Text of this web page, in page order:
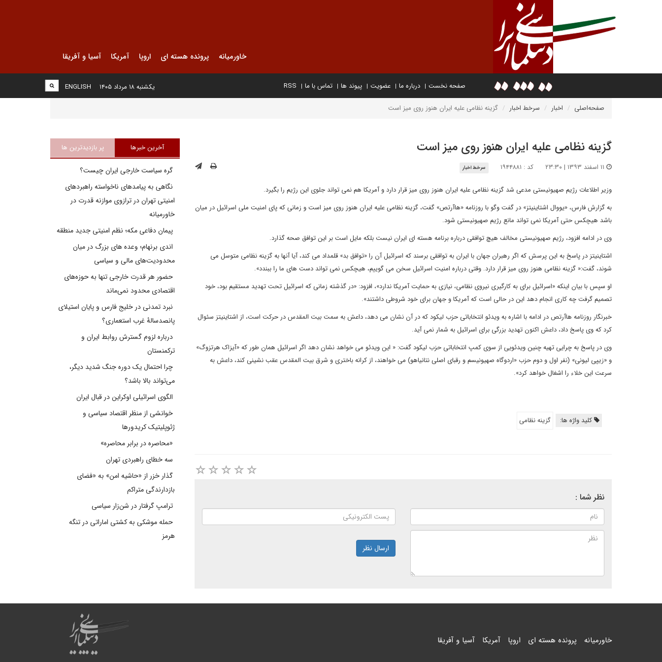
خاورمیانه پرونده هسته ای اروپا آمریکا آسیا و آفریقا
صفحه نخست درباره ما عضویت پیوند ها تماس با ما RSS
ENGLISH یکشنبه ۱۸ مرداد ۱۴۰۵
صفحه‌اصلی اخبار سرخط اخبار گزینه نظامی علیه ایران هنوز روی میز است
گزینه نظامی علیه ایران هنوز روی میز است
کد : ۱۹۴۴۸۸۱ سرخط اخبار
وزیر اطلاعات رژیم صهیونیستی مدعی شد گزینه نظامی علیه ایران هنوز روی میز قرار دارد و آمریکا هم نمی تواند جلوی این رژیم را بگیرد.
به گزارش فارس، «یووال اشتاینیتز» در گفت وگو با روزنامه «هاآرتص» گفت، گزینه نظامی علیه ایران هنوز روی میز است و زمانی که پای امنیت ملی اسرائیل در میان
باشد هیچکس حتی آمریکا نمی تواند مانع رژیم صهیونیستی شود.
وی در ادامه افزود، رژیم صهیونیستی مخالف هیچ توافقی درباره برنامه هسته ای ایران نیست بلکه مایل است بر این توافق صحه گذارد.
اشتاینیتز در پاسخ به این پرسش که اگر رهبران جهان با ایران به توافقی برسند که اسرائیل آن را «توافق بد» قلمداد می کند، آیا آنها به گزینه نظامی متوسل می
شوند، گفت:« گزینه نظامی هنوز روی میز قرار دارد. وقتی درباره امنیت اسرائیل سخن می گوییم، هیچکس نمی تواند دست های ما را ببندد».
او سپس با بیان اینکه «اسرائیل برای به کارگیری نیروی نظامی، نیازی به حمایت آمریکا ندارد»، افزود: «در گذشته زمانی که اسرائیل تحت تهدید مستقیم بود، خود
تصمیم گرفت چه کاری انجام دهد این در حالی است که آمریکا و جهان برای خود شروطی داشتند».
خبرنگار روزنامه هاآرتص در ادامه با اشاره به ویدئو انتخاباتی حزب لیکود که در آن نشان می دهد، داعش به سمت بیت المقدس در حرکت است، از اشتاینیتز سئوال
کرد که وی پاسخ داد، داعش اکنون تهدید بزرگی برای اسرائیل به شمار نمی آید.
وی در پاسخ به چرایی تهیه چنین ویدئویی از سوی کمپ انتخاباتی حزب لیکود گفت: « این ویدئو می خواهد نشان دهد اگر اسرائیل همان طور که «آیزاک هرتزوگ»
و «زیپی لیونی» (نفر اول و دوم حزب «اردوگاه صهیونیسم و رقبای اصلی نتانیاهو) می خواهند، از کرانه باختری و شرق بیت المقدس عقب نشینی کند، داعش به
سرعت این خلاء را اشغال خواهد کرد».
کلید واژه ها: گزینه نظامی
نظر شما :
ارسال نظر
آخرین خبرها پر بازدیدترین ها
گره سیاست خارجی ایران چیست؟
نگاهی به پیامدهای ناخواسته راهبردهای
امنیتی تهران در ترازوی موازنه قدرت در
خاورمیانه
پیمان دفاعی مکه؛ نظم امنیتی جدید منطقه
اندی برنهام؛ وعده های بزرگ در میان
محدودیت‌های مالی و سیاسی
حضور هر قدرت خارجی تنها به حوزه‌های
اقتصادی محدود نمی‌ماند
نبرد تمدنی در خلیج فارس و پایان استیلای
پانصدسالۀ غرب استعماری؟
درباره لزوم گسترش روابط ایران و
ترکمنستان
چرا احتمال یک دوره جنگ شدید دیگر،
می‌تواند بالا باشد؟
الگوی اسرائیلی اوکراین در قبال ایران
خوانشی از منظر اقتصاد سیاسی و
ژئوپلیتیک کریدورها
«محاصره در برابر محاصره»
سه خطای راهبردی تهران
گذار خزر از «حاشیه امن» به «فضای
بازدارندگی متراکم
ترامپ گرفتار در شن‌زار سیاسی
حمله موشکی به کشتی اماراتی در تنگه
هرمز
خاورمیانه پرونده هسته ای اروپا آمریکا آسیا و آفریقا